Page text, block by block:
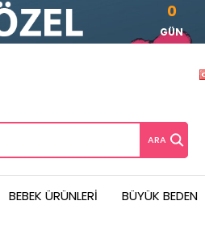
0
GÜN
BEBEK ÜRÜNLERI BÜYÜK BEDEN